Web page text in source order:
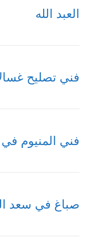
العبد الله
فني تصليح
فني المنيوم في
صباغ في سعد